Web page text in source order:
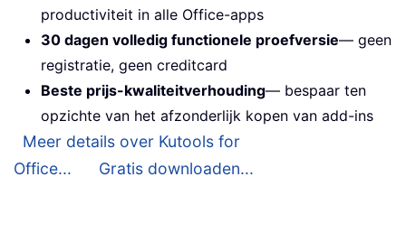
productiviteit in alle Office-apps
30 dagen volledig functionele proefversie— geen
registratie, geen creditcard
Beste prijs-kwaliteitverhouding— bespaar ten
opzichte van het afzonderlijk kopen van add-ins
Meer details over Kutools for
Office...
Gratis downloaden...